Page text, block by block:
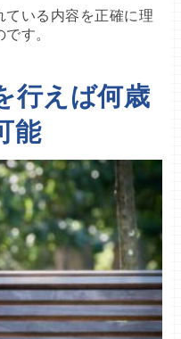
いる内容を正確に理
す。
行えば何歳
能